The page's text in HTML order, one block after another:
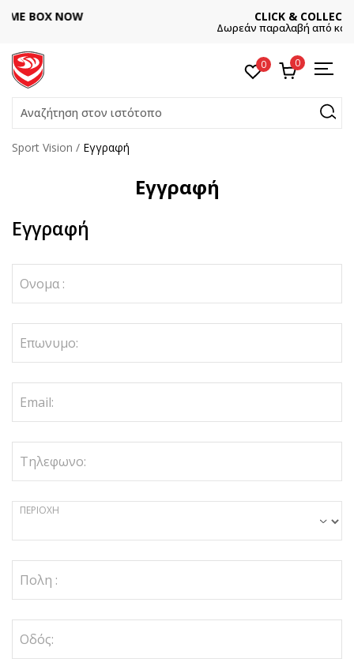
CLICK & COLLECT
Δωρεάν παραλαβή από κατάστημα
0 0
Αναζήτηση στον ιστότοπο
Sport Vision Εγγραφή
Εγγραφή
Εγγραφή
Ονομα :
Επωνυμο:
Email:
Τηλεφωνο:
ΠΕΡΙΟΧΗ
Πολη :
Οδός: